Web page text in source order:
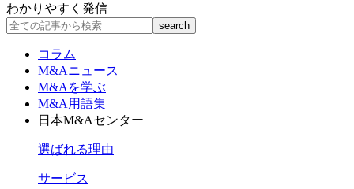
わかりやすく発信
コラム
M&Aニュース
M&Aを学ぶ
M&A用語集
日本M&Aセンター
選ばれる理由
サービス